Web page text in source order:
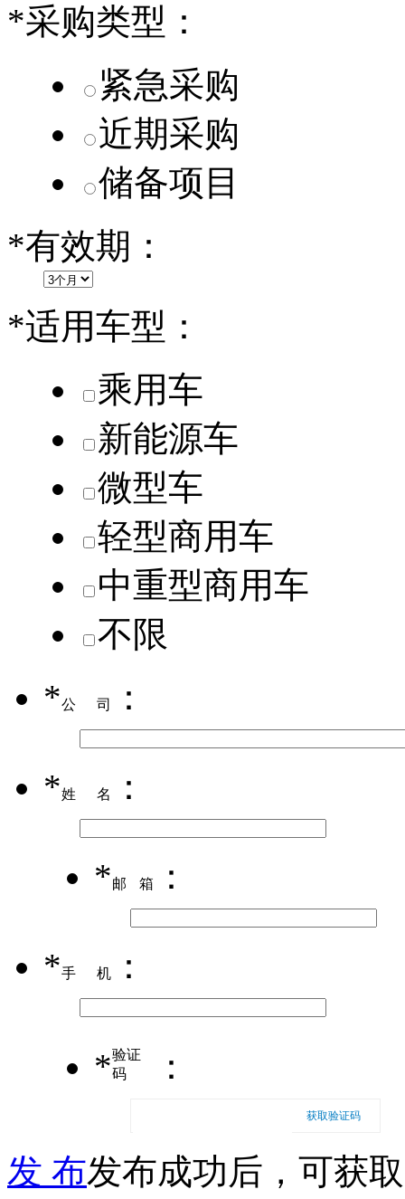
*采购类型：
紧急采购
近期采购
储备项目
*有效期：
*适用车型：
乘用车
新能源车
微型车
轻型商用车
中重型商用车
不限
*公司 ：
*姓名 ：
*邮箱 ：
*手机 ：
*验证
码
：
获取验证码
发 布发布成功后，可获